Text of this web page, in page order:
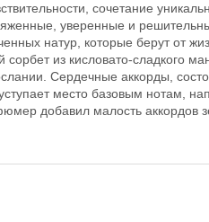
сочетание
уверенные и
натур, которые берут от
из кисловато-сладкого
Сердечные аккорды,
место базовым нотам,
добавил малость аккордов